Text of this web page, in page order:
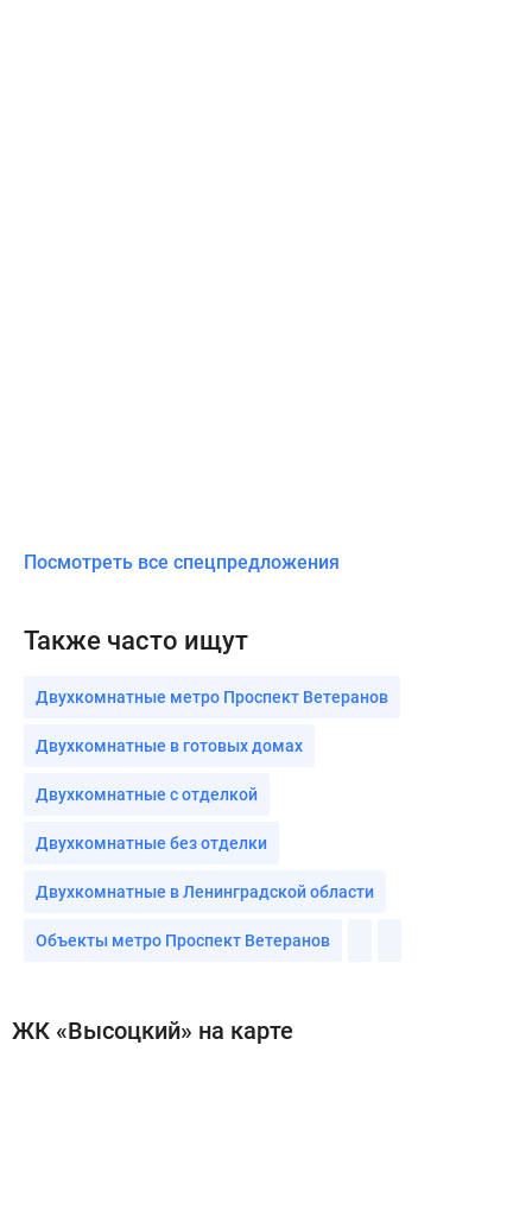
Посмотреть все спецпредложения
Также часто ищут
Двухкомнатные метро Проспект Ветеранов
Двухкомнатные в готовых домах
Двухкомнатные с отделкой
Двухкомнатные без отделки
Двухкомнатные в Ленинградской области
Объекты метро Проспект Ветеранов
ЖК «Высоцкий» на карте